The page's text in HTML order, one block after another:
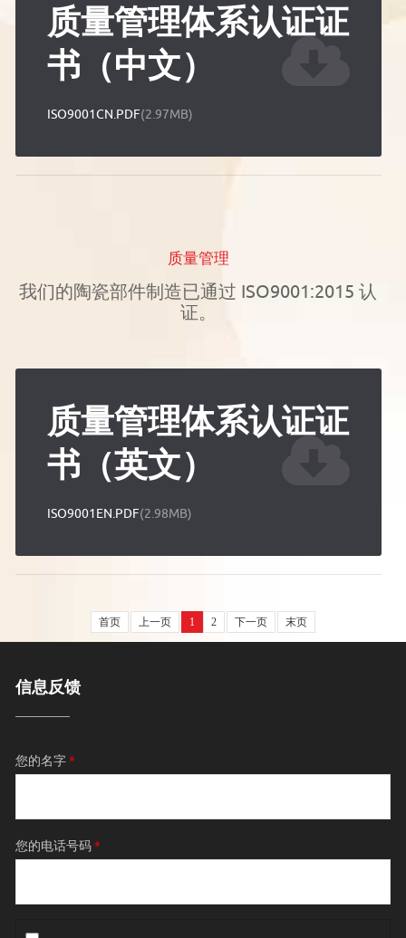
质量管理体系认证证
书（中文）
ISO9001CN.PDF(2.97MB)
质量管理
我们的陶瓷部件制造已通过 ISO9001:2015 认
证。
质量管理体系认证证
书（英文）
ISO9001EN.PDF(2.98MB)
首页 上一页 1 2 下一页 末页
信息反馈
您的名字*
您的电话号码*